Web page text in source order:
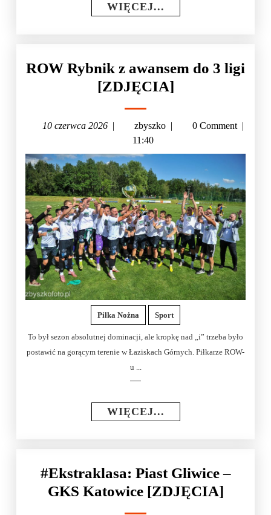
WIĘCEJ...
ROW Rybnik z awansem do 3 ligi
[ZDJĘCIA]
10 czerwca 2026 | zbyszko | 0 Comment |
11:40
Piłka Nożna Sport
To był sezon absolutnej dominacji, ale kropkę nad „i” trzeba było
postawić na gorącym terenie w Łaziskach Górnych. Piłkarze ROW-
u ...
WIĘCEJ...
#Ekstraklasa: Piast Gliwice –
GKS Katowice [ZDJĘCIA]